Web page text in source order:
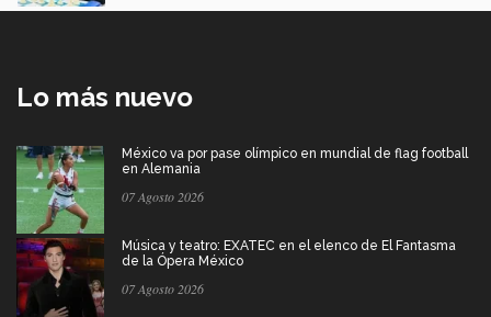
Lo más nuevo
México va por pase olímpico en mundial de flag football
en Alemania
07 Agosto 2026
Música y teatro: EXATEC en el elenco de El Fantasma
de la Ópera México
07 Agosto 2026